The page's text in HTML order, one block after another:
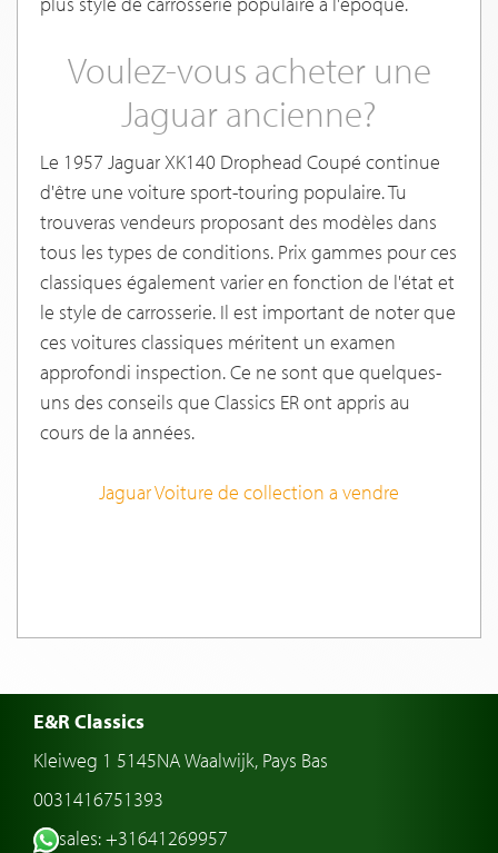
Voulez-vous acheter une
Jaguar ancienne?
Le 1957 Jaguar XK140 Drophead Coupé continue
d'être une voiture sport-touring populaire. Tu
trouveras vendeurs proposant des modèles dans
tous les types de conditions. Prix gammes pour ces
classiques également varier en fonction de l'état et
le style de carrosserie. Il est important de noter que
ces voitures classiques méritent un examen
approfondi inspection. Ce ne sont que quelques-
uns des conseils que Classics ER ont appris au
cours de la années.
Jaguar Voiture de collection a vendre
E&R Classics
Kleiweg 1 5145NA Waalwijk, Pays Bas
0031416751393
sales: +31641269957